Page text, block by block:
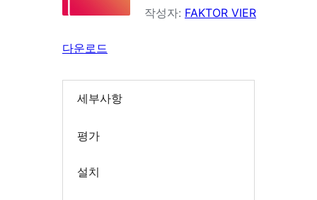
작성자: FAKTOR VIER
다운로드
세부사항
평가
설치